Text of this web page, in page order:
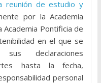
reunión de estudio y
por la Academia
Academia Pontificia de
en el que se
declaraciones
hasta la fecha,
personal